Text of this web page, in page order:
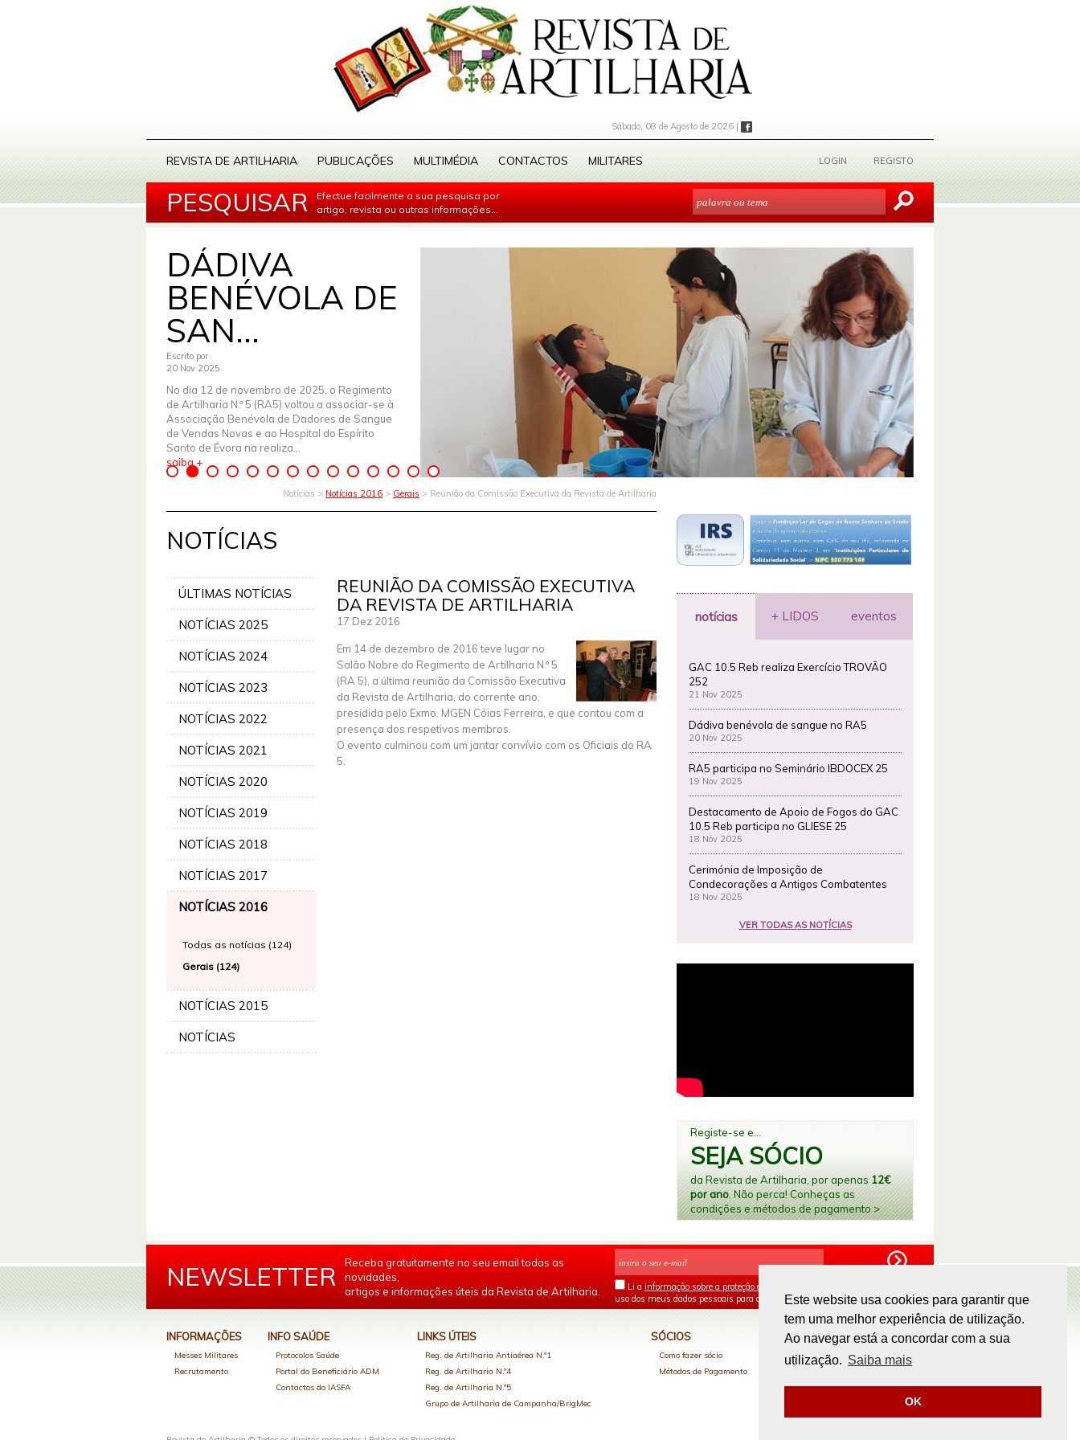
Este website usa cookies para garantir que
tem uma melhor experiência de utilização.
Ao navegar está a concordar com a sua
utilização. Saiba mais
OK
Sábado, 08 de Agosto de 2026 |
REVISTA DE ARTILHARIA PUBLICAÇÕES MULTIMÉDIA CONTACTOS MILITARES LOGIN REGISTO
PESQUISAR
Efectue facilmente a sua pesquisa por
artigo, revista ou outras informações...
DÁDIVA
BENÉVOLA DE
SAN...
Escrito por
20 Nov 2025
No dia 12 de novembro de 2025, o Regimento
de Artilharia N.º 5 (RA5) voltou a associar-se à
Associação Benévola de Dadores de Sangue
de Vendas Novas e ao Hospital do Espírito
Santo de Évora na realiza...
saiba +
Notícias > Notícias 2016 > Gerais > Reunião da Comissão Executiva da Revista de Artilharia
NOTÍCIAS
ÚLTIMAS NOTÍCIAS
NOTÍCIAS 2025
NOTÍCIAS 2024
NOTÍCIAS 2023
NOTÍCIAS 2022
NOTÍCIAS 2021
NOTÍCIAS 2020
NOTÍCIAS 2019
NOTÍCIAS 2018
NOTÍCIAS 2017
NOTÍCIAS 2016
Todas as notícias (124)
Gerais (124)
NOTÍCIAS 2015
NOTÍCIAS
REUNIÃO DA COMISSÃO EXECUTIVA
DA REVISTA DE ARTILHARIA
17 Dez 2016
Em 14 de dezembro de 2016 teve lugar no
Salão Nobre do Regimento de Artilharia N.º 5
(RA 5), a última reunião da Comissão Executiva
da Revista de Artilharia, do corrente ano,
presidida pelo Exmo. MGEN Cóias Ferreira, e que contou com a
presença dos respetivos membros.
O evento culminou com um jantar convívio com os Oficiais do RA
5.
notícias + LIDOS eventos
GAC 10.5 Reb realiza Exercício TROVÃO
252
21 Nov 2025
Dádiva benévola de sangue no RA5
20 Nov 2025
RA5 participa no Seminário IBDOCEX 25
19 Nov 2025
Destacamento de Apoio de Fogos do GAC
10.5 Reb participa no GLIESE 25
18 Nov 2025
Cerimónia de Imposição de
Condecorações a Antigos Combatentes
18 Nov 2025
VER TODAS AS NOTÍCIAS
Registe-se e...
SEJA SÓCIO
da Revista de Artilharia, por apenas 12€
por ano. Não perca! Conheças as
condições e métodos de pagamento >
NEWSLETTER
Receba gratuitamente no seu email todas as
novidades,
artigos e informações úteis da Revista de Artilharia.
Li a informação sobre a proteção de dados
uso dos meus dados pessoais para os fins mencionados.
INFORMAÇÕES
Messes Militares
Recrutamento
INFO SAÚDE
Protocolos Saúde
Portal do Beneficiário ADM
Contactos do IASFA
LINKS ÚTEIS
Reg. de Artilharia Antiaérea N.º1
Reg. de Artilharia N.º4
Reg. de Artilharia N.º5
Grupo de Artilharia de Campanha/BrigMec
SÓCIOS
Como fazer sócio
Métodos de Pagamento
PAGAMENTOS ONLINE